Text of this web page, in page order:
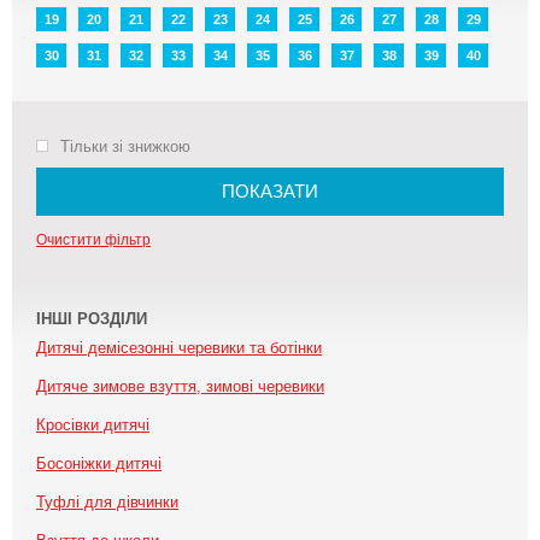
19 20 21 22 23 24 25 26 27 28 29
30 31 32 33 34 35 36 37 38 39 40
Тільки зі знижкою
ПОКАЗАТИ
Очистити фільтр
ІНШІ РОЗДІЛИ
Дитячі демісезонні черевики та ботінки
Дитяче зимове взуття, зимові черевики
Кросівки дитячі
Босоніжки дитячі
Туфлі для дівчинки